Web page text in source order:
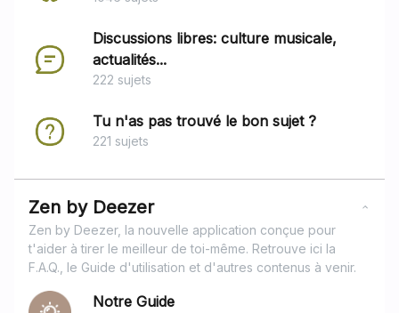
Discussions libres: culture musicale,
actualités...
222 sujets
Tu n'as pas trouvé le bon sujet ?
221 sujets
Zen by Deezer
Zen by Deezer, la nouvelle application conçue pour
t'aider à tirer le meilleur de toi-même. Retrouve ici la
F.A.Q., le Guide d'utilisation et d'autres contenus à venir.
Notre Guide